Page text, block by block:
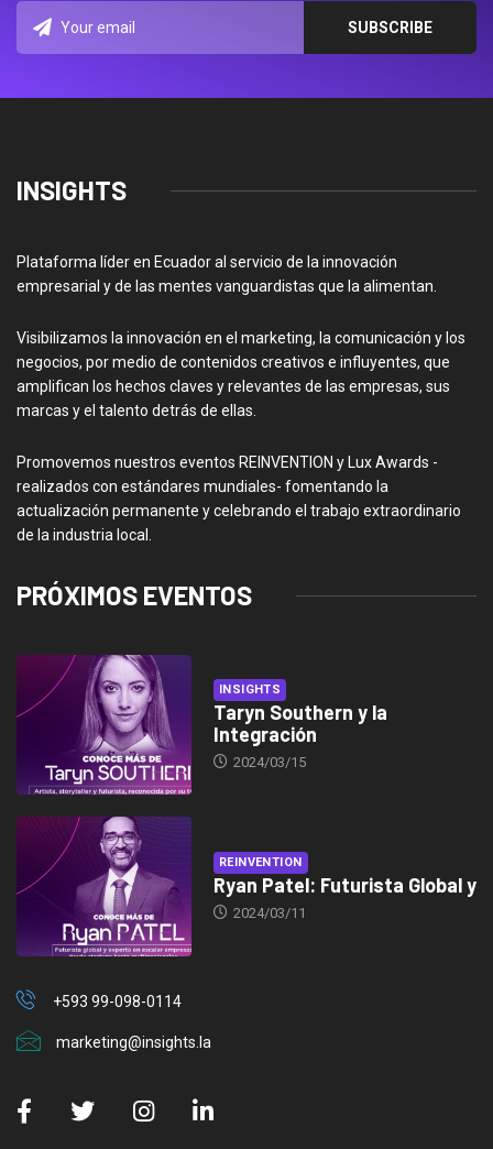
INSIGHTS
Plataforma líder en Ecuador al servicio de la innovación
empresarial y de las mentes vanguardistas que la alimentan.
Visibilizamos la innovación en el marketing, la comunicación y los
negocios, por medio de contenidos creativos e influyentes, que
amplifican los hechos claves y relevantes de las empresas, sus
marcas y el talento detrás de ellas.
Promovemos nuestros eventos REINVENTION y Lux Awards -
realizados con estándares mundiales- fomentando la
actualización permanente y celebrando el trabajo extraordinario
de la industria local.
PRÓXIMOS EVENTOS
INSIGHTS
Taryn Southern y la
Integración
2024/03/15
REINVENTION
Ryan Patel: Futurista Global y
2024/03/11
+593 99-098-0114
marketing@insights.la